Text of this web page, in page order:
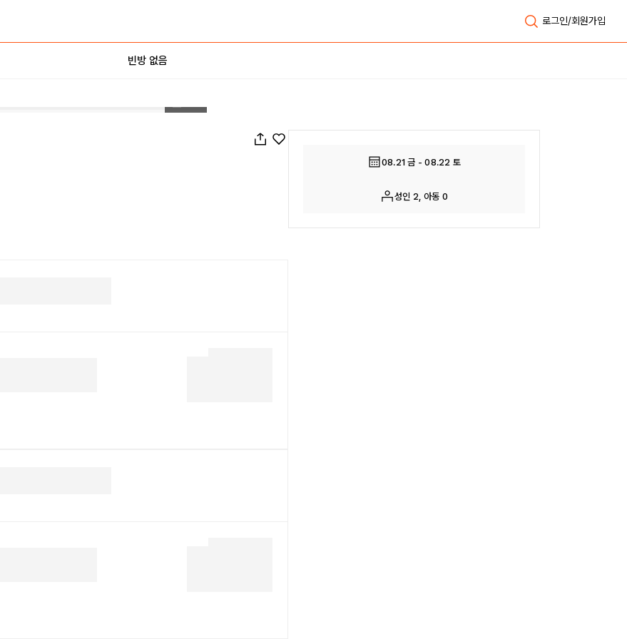
로그인/회원가입
빈방 없음
08.21 금 - 08.22 토
성인 2, 아동 0